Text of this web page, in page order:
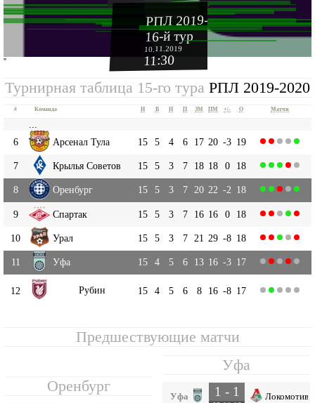
РПЛ 2019-2020
16-й тур
10.11.2019
11:30
''
Турнирная таблица 15-го тура РПЛ 2019-2020
# Команда И В Н П ЗМ ПМ +|- О Матчи
6
Арсенал Тула 15 5 4 6 17 20 -3 19
7 Крылья Советов 15 5 3 7 18 18 0 18
8 Оренбург 15 5 3 7 20 22 -2 18
9 Спартак 15 5 3 7 16 16 0 18
10 Урал 15 5 3 7 21 29 -8 18
11 Уфа 15 4 5 6 13 16 -3 17
12 Рубин 15 4 5 6 8 16 -8 17
Предшествующие матчи
Оренбург
Уфа
Уфа 1 - 1 Локомотив